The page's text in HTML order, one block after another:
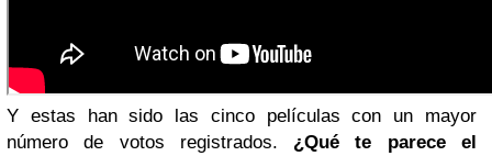
Y estas han sido las cinco películas con un mayor
número de votos registrados. ¿Qué te parece el